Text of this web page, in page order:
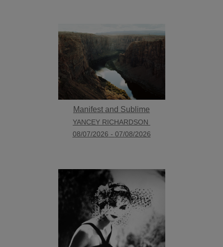
Manifest and Sublime
YANCEY RICHARDSON
08/07/2026 - 07/08/2026